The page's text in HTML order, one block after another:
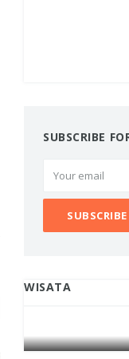
SUBSCRIBE
WISATA